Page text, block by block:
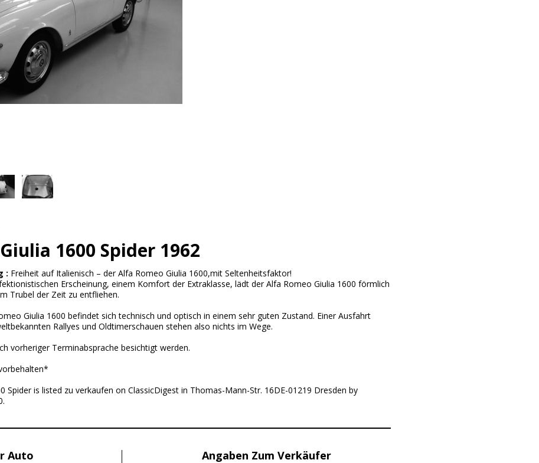
1600 Spider 1962
: Freiheit auf Italienisch – der Alfa Romeo Giulia 1600,mit Seltenheitsfaktor!
Erscheinung, einem Komfort der Extraklasse, lädt der Alfa Romeo Giulia 1600 förmlich
Trubel der Zeit zu entfliehen.
Giulia 1600 befindet sich technisch und optisch in einem sehr guten Zustand. Einer Ausfahrt
Rallyes und Oldtimerschauen stehen also nichts im Wege.
vorheriger Terminabsprache besichtigt werden.
Spider is listed zu verkaufen on ClassicDigest in Thomas-Mann-Str. 16DE-01219 Dresden by
Auto Angaben Zum Verkäufer